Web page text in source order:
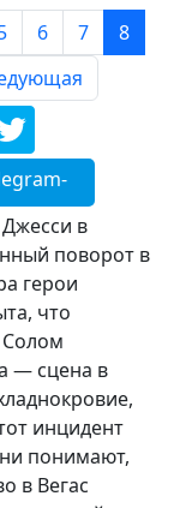
6 7
8
в
поворот в
герои
что
Солом
— сцена в
инцидент
понимают,
в Вегас